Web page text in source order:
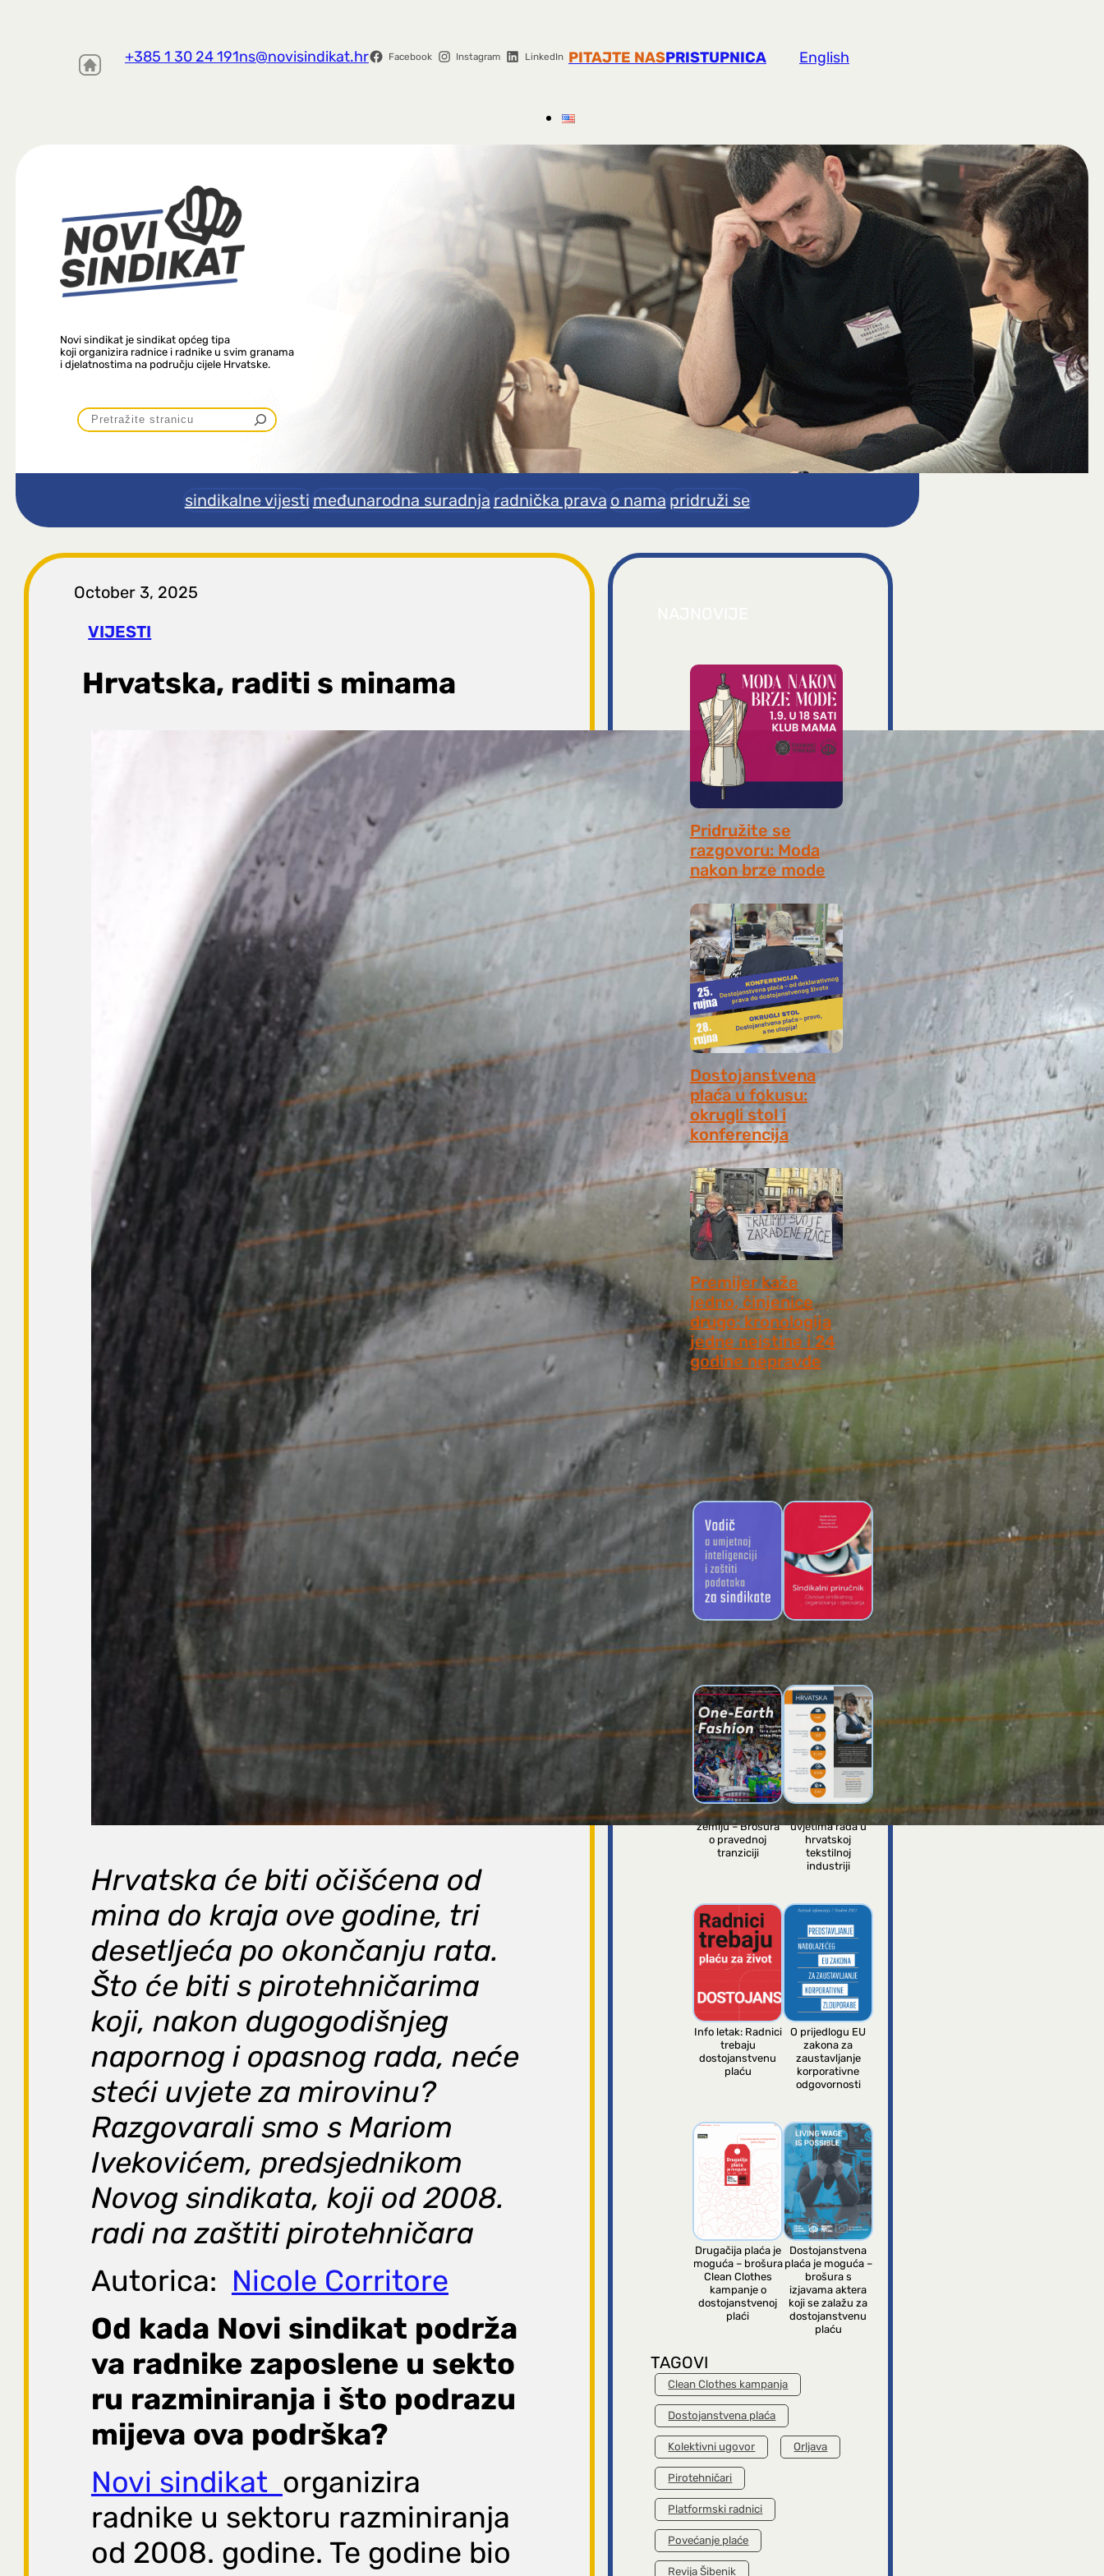
+385 1 30 24 191ns@novisindikat.hr Facebook Instagram LinkedIn PITAJTE NASPRISTUPNICA English
Novi sindikat je sindikat općeg tipa
koji organizira radnice i radnike u svim granama
i djelatnostima na području cijele Hrvatske.
P
r
t
r
a
g
sindikalne vijesti međunarodna suradnja radnička prava o nama pridruži se
October 3, 2025
VIJESTI
Hrvatska, raditi s minama
Hrvatska će biti očišćena od
mina do kraja ove godine, tri
desetljeća po okončanju rata.
Što će biti s pirotehničarima
koji, nakon dugogodišnjeg
napornog i opasnog rada, neće
steći uvjete za mirovinu?
Razgovarali smo s Mariom
Ivekovićem, predsjednikom
Novog sindikata, koji od 2008.
radi na zaštiti pirotehničara
Autorica: Nicole Corritore
Od kada Novi sindikat podrža
va radnike zaposlene u sekto
ru razminiranja i što podrazu
mijeva ova podrška?
Novi sindikat organizira
radnike u sektoru razminiranja
od 2008. godine. Te godine bio
Pridružite se
razgovoru: Moda
nakon brze mode
July 31, 2026
Dostojanstvena
plaća u fokusu:
okrugli stol i
konferencija
July 28, 2026
Premijer kaže
jedno, činjenice
drugo: kronologija
jedne neistine i 24
godine nepravde
July 9, 2026
PRIRUČNICI
Vodič o umjetnoj
inteligenciji za
sindikate
priručnik Novog
Imamo jednu
zemlju – Brošura
o pravednoj
tranziciji
Brošura o
uvjetima rada u
hrvatskoj
tekstilnoj
industriji
Info letak: Radnici
trebaju
dostojanstvenu
plaću
O prijedlogu EU
zakona za
zaustavljanje
korporativne
odgovornosti
Drugačija plaća je
moguća – brošura
Clean Clothes
kampanje o
dostojanstvenoj
plaći
Dostojanstvena
plaća je moguća –
brošura s
izjavama aktera
koji se zalažu za
dostojanstvenu
plaću
TAGOVI
Clean Clothes kampanja
Dostojanstvena plaća
Kolektivni ugovor Orljava
Pirotehničari
Platformski radnici
Povećanje plaće
Revija Šibenik